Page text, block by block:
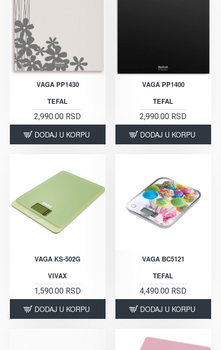
VAGA PP1430
TEFAL
2,990.00 RSD
DODAJ U KORPU
VAGA PP1400
TEFAL
2,990.00 RSD
DODAJ U KORPU
VAGA KS-502G
VIVAX
1,590.00 RSD
DODAJ U KORPU
VAGA BC5121
TEFAL
4,490.00 RSD
DODAJ U KORPU